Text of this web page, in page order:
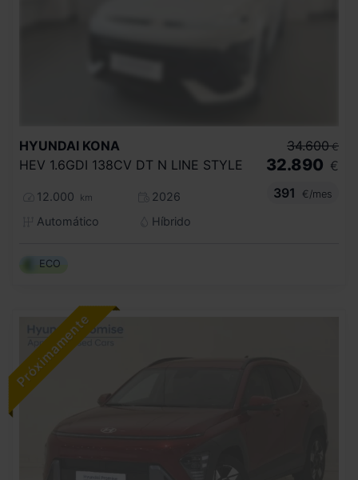
HYUNDAI KONA
HEV 1.6GDI 138CV DT N LINE STYLE
12.000 km
2026
Automático
Híbrido
34.600 €
32.890 €
391
€/mes
ECO